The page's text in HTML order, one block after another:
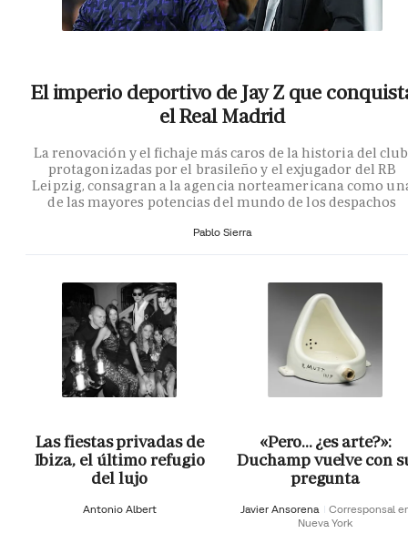
El imperio deportivo de Jay Z que
el Real Madrid
La renovación y el fichaje más caros de la historia del
protagonizadas por el brasileño y el exjugador del RB
Leipzig, consagran a la agencia norteamericana como
de las mayores potencias del mundo de los despachos
Pablo Sierra
Las fiestas privadas de
Ibiza, el último refugio
del lujo
Antonio Albert
«Pero… ¿es arte?»:
Duchamp vuelve con
pregunta
Javier Ansorena
Corresponsal
Nueva York